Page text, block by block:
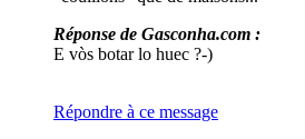
Réponse de Gasconha.com :
E vòs botar lo huec ?-)
Répondre à ce message